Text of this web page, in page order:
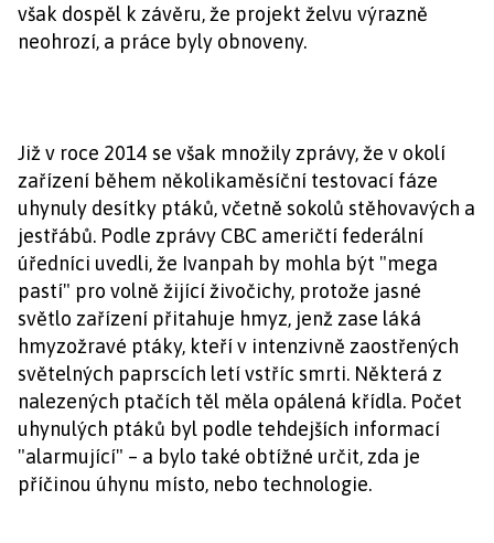
však dospěl k závěru, že projekt želvu výrazně
neohrozí, a práce byly obnoveny.
Již v roce 2014 se však množily zprávy, že v okolí
zařízení během několikaměsíční testovací fáze
uhynuly desítky ptáků, včetně sokolů stěhovavých a
jestřábů. Podle zprávy CBC američtí federální
úředníci uvedli, že Ivanpah by mohla být "mega
pastí" pro volně žijící živočichy, protože jasné
světlo zařízení přitahuje hmyz, jenž zase láká
hmyzožravé ptáky, kteří v intenzivně zaostřených
světelných paprscích letí vstříc smrti. Některá z
nalezených ptačích těl měla opálená křídla. Počet
uhynulých ptáků byl podle tehdejších informací
"alarmující" – a bylo také obtížné určit, zda je
příčinou úhynu místo, nebo technologie.